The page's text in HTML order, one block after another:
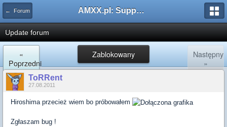
← Forum AMXX.pl: Support AMX Mod X i SourceMod
Update forum
Zablokowany
«
Poprzedni
Następny
»
ToRRent
27.08.2011
Hiroshima przecież wiem bo próbowałem
Zgłaszam bug !